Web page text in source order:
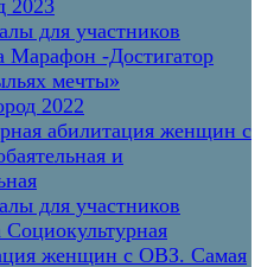
2023
для участников
Марафон -Достигатор
мечты»
2022
абилитация женщин с
и
для участников
Социокультурная
женщин с ОВЗ. Самая